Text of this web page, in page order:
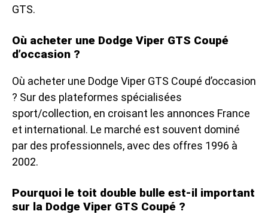
GTS.
Où acheter une Dodge Viper GTS Coupé
d’occasion ?
Où acheter une Dodge Viper GTS Coupé d’occasion
? Sur des plateformes spécialisées
sport/collection, en croisant les annonces France
et international. Le marché est souvent dominé
par des professionnels, avec des offres 1996 à
2002.
Pourquoi le toit double bulle est-il important
sur la Dodge Viper GTS Coupé ?